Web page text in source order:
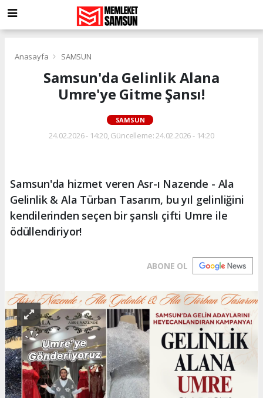
Anasayfa SAMSUN
Samsun'da Gelinlik Alana
Umre'ye Gitme Şansı!
SAMSUN
24.02.2026 - 14:20, Güncelleme: 24.02.2026 - 14:20
Samsun'da hizmet veren Asr-ı Nazende - Ala
Gelinlik & Ala Türban Tasarım, bu yıl gelinliğini
kendilerinden seçen bir şanslı çifti Umre ile
ödüllendiriyor!
ABONE OL